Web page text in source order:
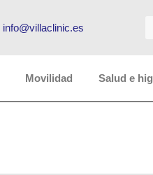
info@villaclinic.es
Movilidad Salud e